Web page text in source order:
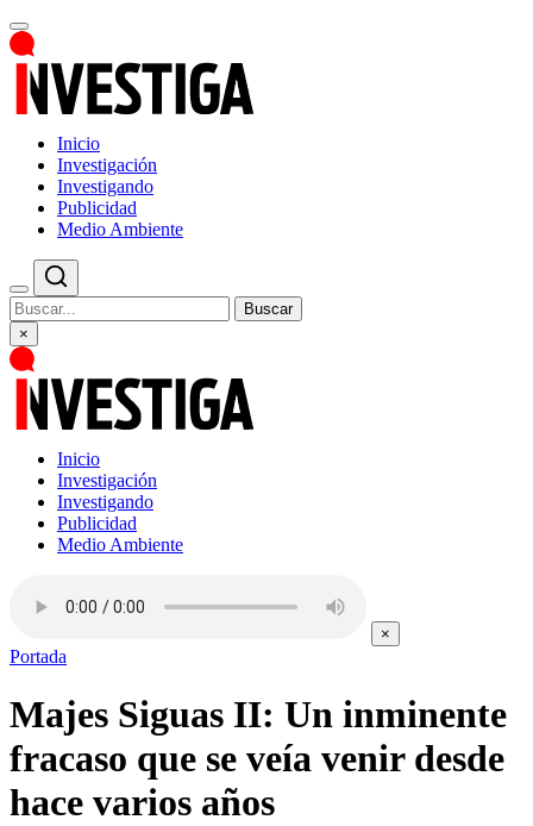
Inicio
Investigación
Investigando
Publicidad
Medio Ambiente
Buscar
×
Inicio
Investigación
Investigando
Publicidad
Medio Ambiente
×
Portada
Majes Siguas II: Un inminente
fracaso que se veía venir desde
hace varios años